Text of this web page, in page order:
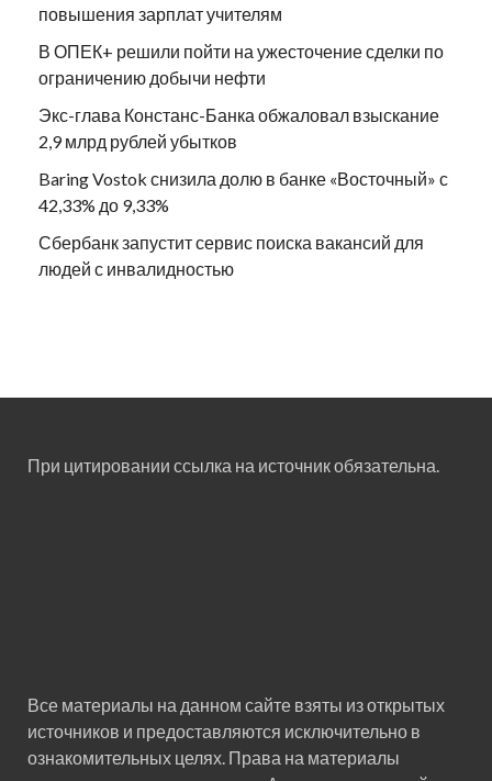
повышения зарплат учителям
В ОПЕК+ решили пойти на ужесточение сделки по
ограничению добычи нефти
Экс-глава Констанс-Банка обжаловал взыскание
2,9 млрд рублей убытков
Baring Vostok снизила долю в банке «Восточный» с
42,33% до 9,33%
Сбербанк запустит сервис поиска вакансий для
людей с инвалидностью
При цитировании ссылка на источник обязательна.
Все материалы на данном сайте взяты из открытых
источников и предоставляются исключительно в
ознакомительных целях. Права на материалы